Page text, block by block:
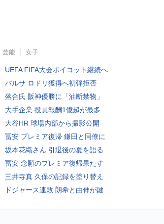
芸能 女子
UEFA FIFA大会ボイコット継続へ
バルサ ロドリ獲得へ初弾拒否
落合氏 阪神優勝に「油断禁物」
大手企業 役員報酬1億超が最多
大谷HR 球場内部から撮影公開
冨安 プレミア復帰 鎌田と同僚に
坂本花織さん 引退後の夏を語る
冨安 念願のプレミア復帰果たす
三井寺真 久保の記録を塗り替え
ドジャース連敗 朗希と由伸が鍵